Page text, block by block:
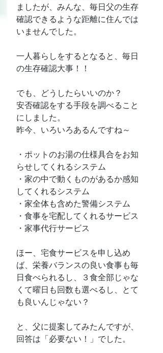
ましたが、みんな、毎日父の生存
確認できるような距離に住んでは
いませんでした。
一人暮らしをするとなると、毎日
の生存確認大事！！
でも、どうしたらいいのか？
安否確認をする手段を調べること
にしました。
昨今、いろいろあるんですね～
・ポットのお湯の仕様具合をお知
らせしてくれるシステム
・家の中で動くものがあるか感知
してくれるシステム
・家全体も含めた警備システム
・食事を宅配してくれるサービス
・家事代行サービス
ほー、宅食サービスを申し込め
ば、栄養バランスの良い食事も毎
日食べられるし、３食全部じゃな
くて曜日も回数も選べるし、とて
も良いんじゃない？
と、父に提案してみたんですが、
回答は「必要ない！」でした。